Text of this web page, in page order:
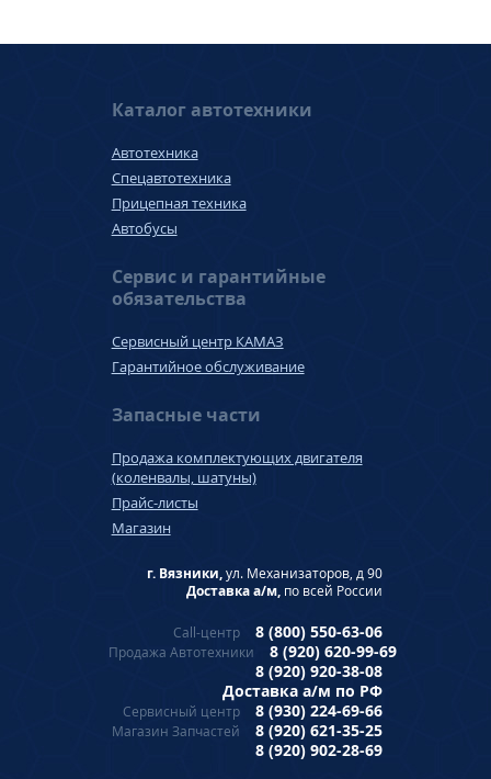
Каталог автотехники
Автотехника
Спецавтотехника
Прицепная техника
Автобусы
Сервис и гарантийные
обязательства
Сервисный центр КАМАЗ
Гарантийное обслуживание
Запасные части
Продажа комплектующих двигателя
(коленвалы, шатуны)
Прайс-листы
Магазин
г. Вязники,ул. Механизаторов, д 90
Доставка а/м, по всей России
Call-центр 8 (800) 550-63-06
Продажа Автотехники
8 (920) 620-99-69
8 (920) 920-38-08
Доставка а/м по РФ
Сервисный центр 8 (930) 224-69-66
Магазин Запчастей
8 (920) 621-35-25
8 (920) 902-28-69